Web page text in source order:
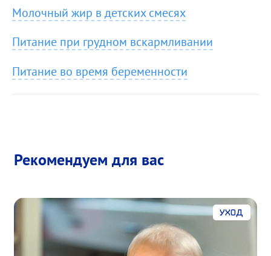
Молочный жир в детских смесях
Питание при грудном вскармливании
Питание во время беременности
Рекомендуем для вас
Уход